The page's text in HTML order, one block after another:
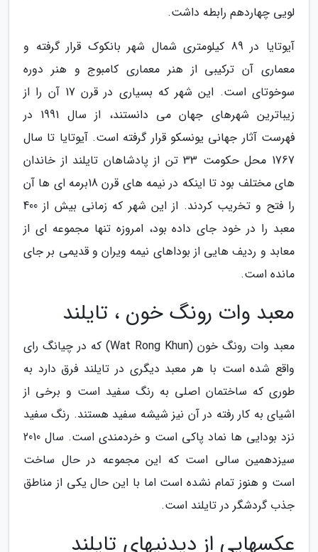
لویی چهاردهم رابطه داشت.
آیوتایا در 89 کیلومتری شمال شهر بانکوک قرار گرفته و
معماری آن ترکیبی از هنر معماری کامبوج و هنر دوره
سوخوتای است. این شهر که بسیاری در قرن 17 آن را از
زیباترین شهرهای جهان می دانستند، از سال 1991 در
فهرست آثار جهانی یونسکو قرار گرفته است. آیوتایا تا سال
1767 محل حکومت 33 تن از پادشاهان تایلند از خاندان
های مختلف بود تا اینکه در نیمه های قرن 18برمه ای ها آن
را فتح و تخریب کردند. از این شهر که زمانی بیش از 400
معبد را در خود جای داده بود، امروزه تنها مجموعه ای از
معابد و ردیف هایی از بوداهای نیمه ویران و قدیمی بر جای
مانده است.
معبد وات رونگ خون ، تایلند
معبد وات رونگ خون (Wat Rong Khun) که در چیانگ رای
واقع شده است با هر معبد دیگری در تایلند فرق دارد به
طوری که ساختمان اصلی به رنگ سفید است و برخی از
اشیای به کار رفته در آن نیز شیشه سفید هستند. رنگ سفید
نزد بودایی ها نماد پاکی است و خردمندی است. سال 2010
سیزدهمین سالی است که این مجموعه در حال ساخت
است و هنوز تمام نشده است اما با این حال یکی از مناطق
جذب گردشگر در تایلند است.
عکسهایی از دیدنیهای تایلند